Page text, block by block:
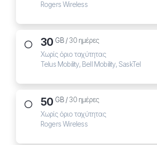
Rogers Wireless
30 GB /30 ημέρες
Χωρίς όριο ταχύτητας
Telus Mobility, Bell Mobility, SaskTel
50 GB /30 ημέρες
Χωρίς όριο ταχύτητας
Rogers Wireless